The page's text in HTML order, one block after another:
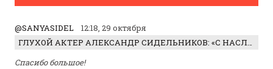
@SANYASIDEL
12:18, 29 октября
ГЛУХОЙ АКТЕР АЛЕКСАНДР СИДЕЛЬНИКОВ: «С НАСЛАЖДЕНИЕМ ИГРАЛ ОТРИЦАТЕЛЬНОГО ГЕРОЯ!»
Спасибо большое!